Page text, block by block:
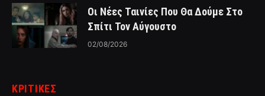
Οι Νέες Ταινίες Που Θα Δούμε Στο
Σπίτι Τον Αύγουστο
02/08/2026
ΚΡΙΤΙΚΈΣ